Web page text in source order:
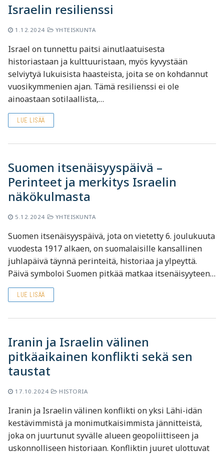
Israelin resilienssi
1.12.2024 YHTEISKUNTA
Israel on tunnettu paitsi ainutlaatuisesta
historiastaan ja kulttuuristaan, myös kyvystään
selviytyä lukuisista haasteista, joita se on kohdannut
vuosikymmenien ajan. Tämä resilienssi ei ole
ainoastaan sotilaallista,…
LUE LISÄÄ
Suomen itsenäisyyspäivä –
Perinteet ja merkitys Israelin
näkökulmasta
5.12.2024 YHTEISKUNTA
Suomen itsenäisyyspäivä, jota on vietetty 6. joulukuuta
vuodesta 1917 alkaen, on suomalaisille kansallinen
juhlapäivä täynnä perinteitä, historiaa ja ylpeyttä.
Päivä symboloi Suomen pitkää matkaa itsenäisyyteen…
LUE LISÄÄ
Iranin ja Israelin välinen
pitkäaikainen konflikti sekä sen
taustat
17.10.2024 HISTORIA
Iranin ja Israelin välinen konflikti on yksi Lähi-idän
kestävimmistä ja monimutkaisimmista jännitteistä,
joka on juurtunut syvälle alueen geopoliittiseen ja
uskonnolliseen historiaan. Konfliktin juuret ulottuvat